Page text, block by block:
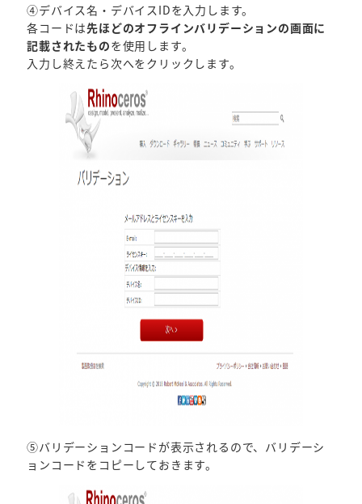
④デバイス名・デバイスIDを入力します。
各コードは先ほどのオフラインバリデーションの画面に
記載されたものを使用します。
入力し終えたら次へをクリックします。
⑤バリデーションコードが表示されるので、バリデーシ
ョンコードをコピーしておきます。